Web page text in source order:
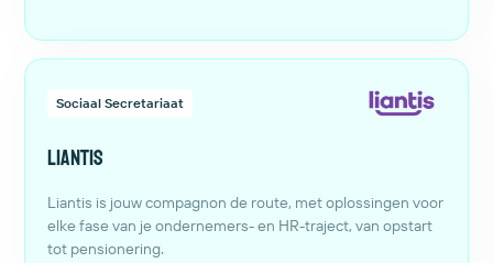
Sociaal Secretariaat
Liantis
Liantis is jouw compagnon de route, met oplossingen voor
elke fase van je ondernemers- en HR-traject, van opstart
tot pensionering.